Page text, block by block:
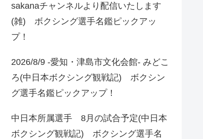
sakanaチャンネルより配信いたします
(雑) ボクシング選手名鑑ピックアッ
プ！
2026/8/9 -愛知・津島市文化会館- みどこ
ろ(中日本ボクシング観戦記) ボクシン
グ選手名鑑ピックアップ！
中日本所属選手 8月の試合予定(中日本
ボクシング観戦記) ボクシング選手名